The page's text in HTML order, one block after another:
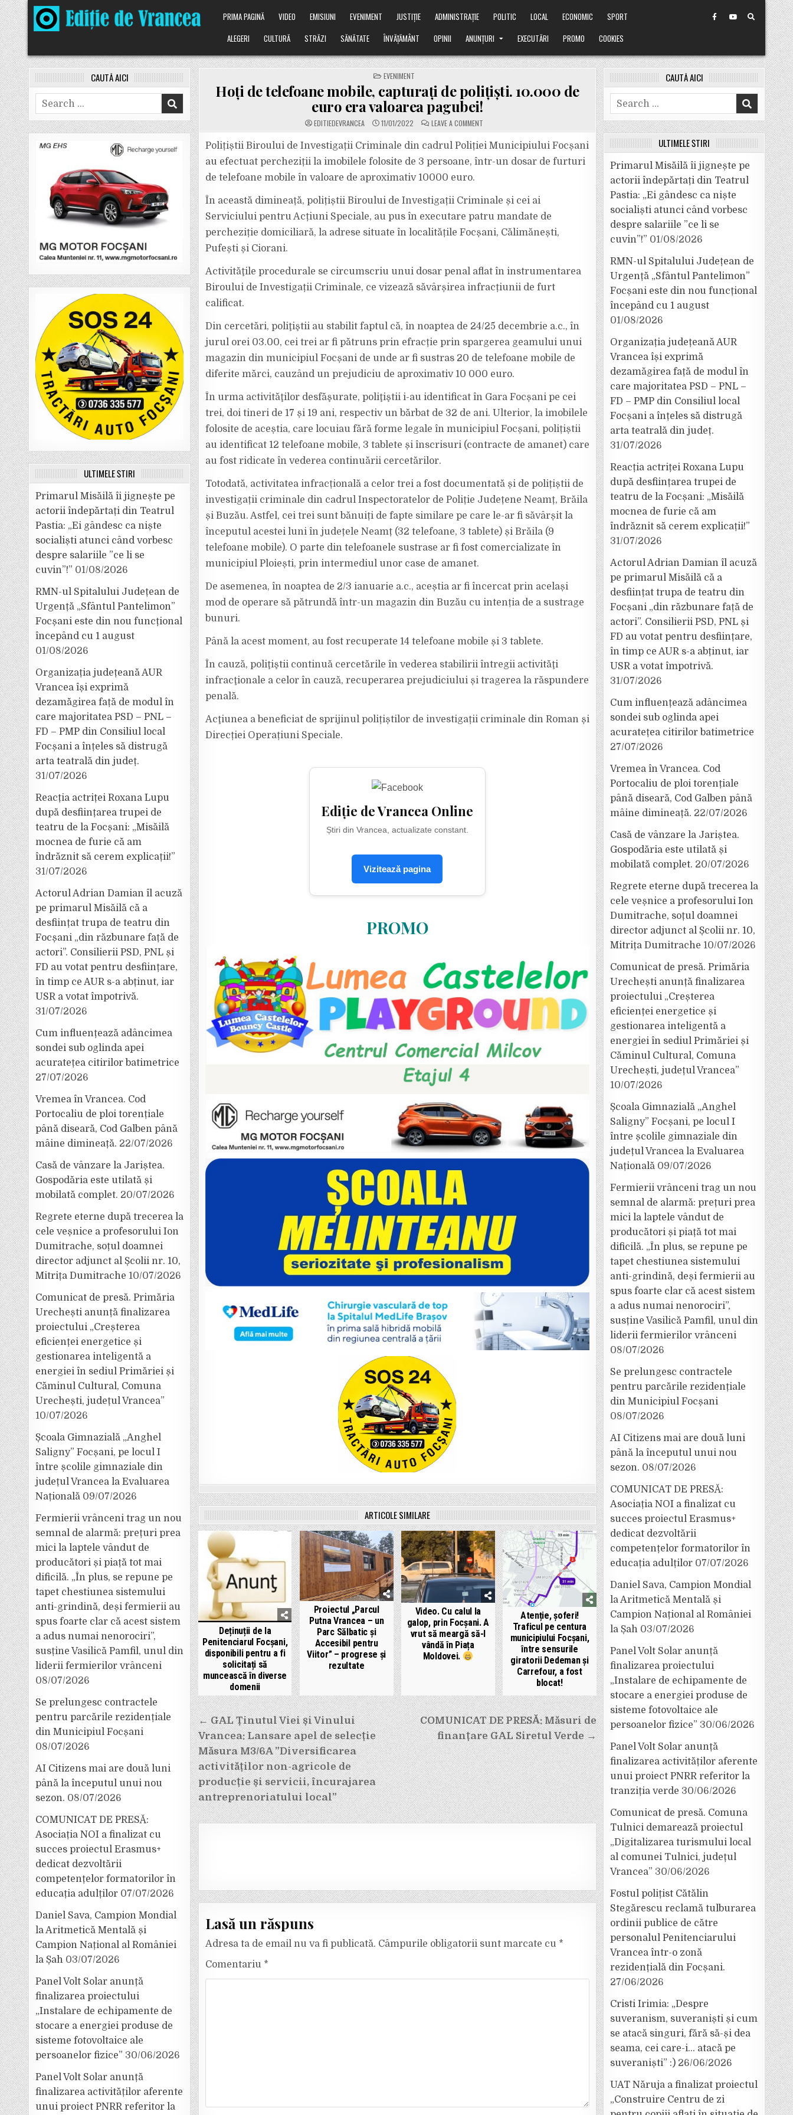
Skip
to
content
PRIMA PAGINĂ VIDEO EMISIUNI EVENIMENT JUSTIȚIE ADMINISTRAȚIE POLITIC LOCAL ECONOMIC
SPORT
ALEGERI
CULTURĂ STRĂZI SĂNĂTATE ÎNVĂȚĂMÂNT OPINII ANUNȚURI EXECUTĂRI PROMO COOKIES
POSTED
IN
EVENIMENT
Hoți de telefoane mobile, capturați de polițiști. 10.000 de
euro era valoarea pagubei!
EDITIEDEVRANCEA 11/01/2022 LEAVE A COMMENT
HOȚI
TELEFOANE
MOBILE,
CAPTURAȚI
DE
ERA
VALOAREA
PAGUBEI!
Polițiștii Biroului de Investigații Criminale din cadrul Poliției Municipiului Focșani
au efectuat percheziții la imobilele folosite de 3 persoane, într-un dosar de furturi
de telefoane mobile în valoare de aproximativ 10000 euro.
În această dimineață, polițiștii Biroului de Investigații Criminale și cei ai
Serviciului pentru Acțiuni Speciale, au pus în executare patru mandate de
percheziție domiciliară, la adrese situate în localitățile Focșani, Călimănești,
Pufești și Ciorani.
Activităţile procedurale se circumscriu unui dosar penal aflat în instrumentarea
Biroului de Investigații Criminale, ce vizează săvârșirea infracțiunii de furt
calificat.
Din cercetări, poliţiştii au stabilit faptul că, în noaptea de 24/25 decembrie a.c., în
jurul orei 03.00, cei trei ar fi pătruns prin efracție prin spargerea geamului unui
magazin din municipiul Focșani de unde ar fi sustras 20 de telefoane mobile de
diferite mărci, cauzând un prejudiciu de aproximativ 10 000 euro.
În urma activităţilor desfăşurate, poliţiştii i-au identificat în Gara Focșani pe cei
trei, doi tineri de 17 și 19 ani, respectiv un bărbat de 32 de ani. Ulterior, la imobilele
folosite de aceștia, care locuiau fără forme legale în municipiul Focșani, polițiștii
au identificat 12 telefoane mobile, 3 tablete și înscrisuri (contracte de amanet) care
au fost ridicate în vederea continuării cercetărilor.
Totodată, activitatea infracțională a celor trei a fost documentată și de polițiștii de
investigații criminale din cadrul Inspectoratelor de Poliție Județene Neamț, Brăila
și Buzău. Astfel, cei trei sunt bănuiți de fapte similare pe care le-ar fi săvârșit la
începutul acestei luni în județele Neamț (32 telefoane, 3 tablete) și Brăila (9
telefoane mobile). O parte din telefoanele sustrase ar fi fost comercializate în
municipiul Ploiești, prin intermediul unor case de amanet.
De asemenea, în noaptea de 2/3 ianuarie a.c., aceștia ar fi încercat prin același
mod de operare să pătrundă într-un magazin din Buzău cu intenția de a sustrage
bunuri.
Până la acest moment, au fost recuperate 14 telefoane mobile și 3 tablete.
În cauză, poliţiştii continuă cercetările în vederea stabilirii întregii activităţi
infracţionale a celor în cauză, recuperarea prejudiciului și tragerea la răspundere
penală.
Acţiunea a beneficiat de sprijinul polițiștilor de investigații criminale din Roman și
Direcției Operațiuni Speciale.
Ediție de Vrancea Online
Știri din Vrancea, actualizate constant.
Vizitează pagina
PROMO
ARTICOLE SIMILARE
Deținuții de la
Penitenciarul Focșani,
disponibili pentru a fi
solicitați să
muncească în diverse
domenii
Proiectul „Parcul
Putna Vrancea – un
Parc Sălbatic și
Accesibil pentru
Viitor” – progrese și
rezultate
Video. Cu calul la
galop, prin Focșani. A
vrut să meargă să-l
vândă în Piața
Moldovei.
Atenție, șoferi!
Traficul pe centura
municipiului Focșani,
între sensurile
giratorii Dedeman și
Carrefour, a fost
blocat!
Navigare
în
articole
COMUNICAT DE PRESĂ: Măsuri de
finanțare GAL Siretul Verde →
← GAL Ținutul Viei și Vinului
Vrancea: Lansare apel de selecție
Măsura M3/6A ”Diversificarea
activităților non-agricole de
producție și servicii, încurajarea
antreprenoriatului local”
Lasă un răspuns
Adresa ta de email nu va fi publicată. Câmpurile obligatorii sunt marcate cu *
Comentariu *
CAUTĂ AICI
Search
for:
ULTIMELE ȘTIRI
Primarul Misăilă îi jignește pe
actorii îndepărtați din Teatrul
Pastia: „Ei gândesc ca niște
socialiști atunci când vorbesc
despre salariile ”ce li se
cuvin”!” 01/08/2026
RMN-ul Spitalului Județean de
Urgență „Sfântul Pantelimon”
Focșani este din nou funcțional
începând cu 1 august
01/08/2026
Organizația județeană AUR
Vrancea își exprimă
dezamăgirea față de modul în
care majoritatea PSD – PNL –
FD – PMP din Consiliul local
Focșani a înțeles să distrugă
arta teatrală din județ.
31/07/2026
Reacția actriței Roxana Lupu
după desființarea trupei de
teatru de la Focșani: „Misăilă
mocnea de furie că am
îndrăznit să cerem explicații!”
31/07/2026
Actorul Adrian Damian îl acuză
pe primarul Misăilă că a
desființat trupa de teatru din
Focșani „din răzbunare față de
actori”. Consilierii PSD, PNL și
FD au votat pentru desființare,
în timp ce AUR s-a abținut, iar
USR a votat împotrivă.
31/07/2026
Cum influențează adâncimea
sondei sub oglinda apei
acuratețea citirilor batimetrice
27/07/2026
Vremea în Vrancea. Cod
Portocaliu de ploi torențiale
până diseară, Cod Galben până
mâine dimineață. 22/07/2026
Casă de vânzare la Jariștea.
Gospodăria este utilată și
mobilată complet. 20/07/2026
Regrete eterne după trecerea la
cele veșnice a profesorului Ion
Dumitrache, soțul doamnei
director adjunct al Școlii nr. 10,
Mitrița Dumitrache 10/07/2026
Comunicat de presă. Primăria
Urechești anunță finalizarea
proiectului „Creșterea
eficienței energetice și
gestionarea inteligentă a
energiei în sediul Primăriei și
Căminul Cultural, Comuna
Urechești, județul Vrancea”
10/07/2026
Școala Gimnazială „Anghel
Saligny” Focșani, pe locul I
între școlile gimnaziale din
județul Vrancea la Evaluarea
Națională 09/07/2026
Fermierii vrânceni trag un nou
semnal de alarmă: prețuri prea
mici la laptele vândut de
producători și piață tot mai
dificilă. „În plus, se repune pe
tapet chestiunea sistemului
anti-grindină, deși fermierii au
spus foarte clar că acest sistem
a adus numai nenorociri”,
susține Vasilică Pamfil, unul din
liderii fermierilor vrânceni
08/07/2026
Se prelungesc contractele
pentru parcările rezidențiale
din Municipiul Focșani
08/07/2026
AI Citizens mai are două luni
până la începutul unui nou
sezon. 08/07/2026
COMUNICAT DE PRESĂ:
Asociația NOI a finalizat cu
succes proiectul Erasmus+
dedicat dezvoltării
competențelor formatorilor în
educația adulților 07/07/2026
Daniel Sava, Campion Mondial
la Aritmetică Mentală și
Campion Național al României
la Șah 03/07/2026
Panel Volt Solar anunță
finalizarea proiectului
„Instalare de echipamente de
stocare a energiei produse de
sisteme fotovoltaice ale
persoanelor fizice” 30/06/2026
Panel Volt Solar anunță
finalizarea activităților aferente
unui proiect PNRR referitor la
CAUTĂ AICI
Search
for:
ULTIMELE ȘTIRI
Primarul Misăilă îi jignește pe
actorii îndepărtați din Teatrul
Pastia: „Ei gândesc ca niște
socialiști atunci când vorbesc
despre salariile ”ce li se
cuvin”!” 01/08/2026
RMN-ul Spitalului Județean de
Urgență „Sfântul Pantelimon”
Focșani este din nou funcțional
începând cu 1 august
01/08/2026
Organizația județeană AUR
Vrancea își exprimă
dezamăgirea față de modul în
care majoritatea PSD – PNL –
FD – PMP din Consiliul local
Focșani a înțeles să distrugă
arta teatrală din județ.
31/07/2026
Reacția actriței Roxana Lupu
după desființarea trupei de
teatru de la Focșani: „Misăilă
mocnea de furie că am
îndrăznit să cerem explicații!”
31/07/2026
Actorul Adrian Damian îl acuză
pe primarul Misăilă că a
desființat trupa de teatru din
Focșani „din răzbunare față de
actori”. Consilierii PSD, PNL și
FD au votat pentru desființare,
în timp ce AUR s-a abținut, iar
USR a votat împotrivă.
31/07/2026
Cum influențează adâncimea
sondei sub oglinda apei
acuratețea citirilor batimetrice
27/07/2026
Vremea în Vrancea. Cod
Portocaliu de ploi torențiale
până diseară, Cod Galben până
mâine dimineață. 22/07/2026
Casă de vânzare la Jariștea.
Gospodăria este utilată și
mobilată complet. 20/07/2026
Regrete eterne după trecerea la
cele veșnice a profesorului Ion
Dumitrache, soțul doamnei
director adjunct al Școlii nr. 10,
Mitrița Dumitrache 10/07/2026
Comunicat de presă. Primăria
Urechești anunță finalizarea
proiectului „Creșterea
eficienței energetice și
gestionarea inteligentă a
energiei în sediul Primăriei și
Căminul Cultural, Comuna
Urechești, județul Vrancea”
10/07/2026
Școala Gimnazială „Anghel
Saligny” Focșani, pe locul I
între școlile gimnaziale din
județul Vrancea la Evaluarea
Națională 09/07/2026
Fermierii vrânceni trag un nou
semnal de alarmă: prețuri prea
mici la laptele vândut de
producători și piață tot mai
dificilă. „În plus, se repune pe
tapet chestiunea sistemului
anti-grindină, deși fermierii au
spus foarte clar că acest sistem
a adus numai nenorociri”,
susține Vasilică Pamfil, unul din
liderii fermierilor vrânceni
08/07/2026
Se prelungesc contractele
pentru parcările rezidențiale
din Municipiul Focșani
08/07/2026
AI Citizens mai are două luni
până la începutul unui nou
sezon. 08/07/2026
COMUNICAT DE PRESĂ:
Asociația NOI a finalizat cu
succes proiectul Erasmus+
dedicat dezvoltării
competențelor formatorilor în
educația adulților 07/07/2026
Daniel Sava, Campion Mondial
la Aritmetică Mentală și
Campion Național al României
la Șah 03/07/2026
Panel Volt Solar anunță
finalizarea proiectului
„Instalare de echipamente de
stocare a energiei produse de
sisteme fotovoltaice ale
persoanelor fizice” 30/06/2026
Panel Volt Solar anunță
finalizarea activităților aferente
unui proiect PNRR referitor la
tranziția verde 30/06/2026
Comunicat de presă. Comuna
Tulnici demarează proiectul
„Digitalizarea turismului local
al comunei Tulnici, județul
Vrancea” 30/06/2026
Fostul polițist Cătălin
Stegărescu reclamă tulburarea
ordinii publice de către
personalul Penitenciarului
Vrancea într-o zonă
rezidențială din Focșani.
27/06/2026
Cristi Irimia: „Despre
suveranism, suveraniști și cum
se atacă singuri, fără să-și dea
seama, cei care-i… atacă pe
suveraniști” :) 26/06/2026
UAT Năruja a finalizat proiectul
„Construire Centru de zi